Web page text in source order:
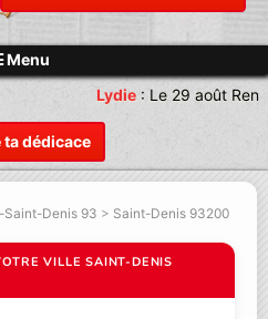
Menu
ta dédicace
Lydie:Le 29 août
Saint-Denis 93 > Saint-Denis 93200
VILLE SAINT-DENIS